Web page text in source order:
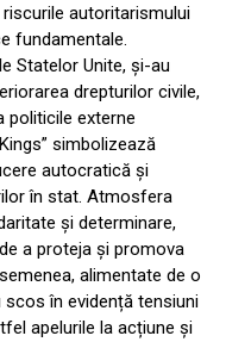
autoritarismului
fundamentale.
Statelor Unite, și-au
drepturilor civile,
politicile externe
simbolizează
autocratică și
în stat. Atmosfera
și determinare,
a proteja și promova
alimentate de o
în evidență tensiuni
apelurile la acțiune și